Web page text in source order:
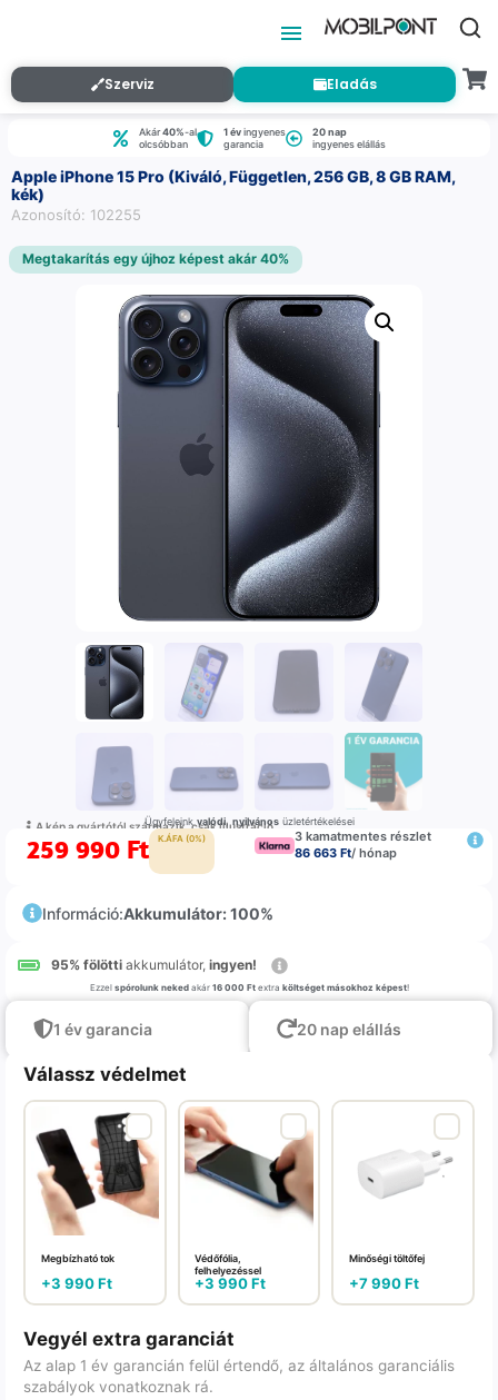
Szerviz Eladás
Akár40%-al
olcsóbban
1 évingyenes
garancia
20 nap
ingyenes elállás
Apple iPhone 15 Pro (Kiváló, Független, 256 GB, 8 GB RAM,
kék)
Azonosító: 102255
Megtakarítás egy újhoz képest akár 40%
A kép a gyártótól származik, csak illustráció
Ügyfeleinkvalódi,nyilvánosüzletértékelései
259 990 Ft K.ÁFA (0%)
3 kamatmentes részlet
86 663 Ft/ hónap
Információ:Akkumulátor: 100%
95% fölötti akkumulátor, ingyen!
Ezzel spórolunk nekedakár 16 000 Ftextra költséget másokhoz képest!
1 év garancia 20 nap elállás
Válassz védelmet
Megbízható tok
+3 990Ft
Védőfólia,
felhelyezéssel
+3 990Ft
Minőségi töltőfej
+7 990Ft
Vegyél extra garanciát
Az alap 1 év garancián felül értendő, az általános garanciális
szabályok vonatkoznak rá.